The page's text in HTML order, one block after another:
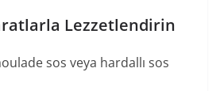
Lezzetlendirin
sos veya hardallı sos